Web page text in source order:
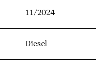
11/2024
Diesel